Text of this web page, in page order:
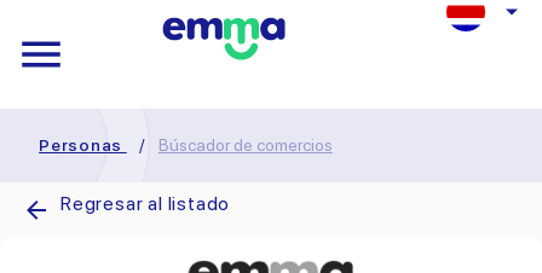
Personas / Búscador de comercios
Regresar al listado